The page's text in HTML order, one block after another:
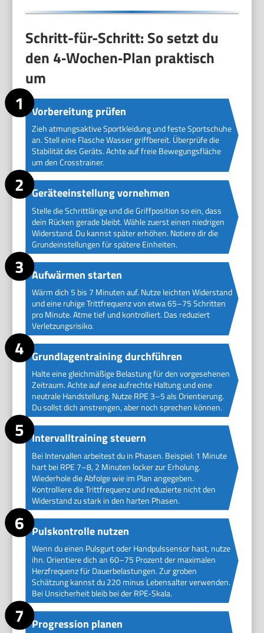
Schritt-für-Schritt: So setzt du
den 4‑Wochen‑Plan praktisch
um
Vorbereitung prüfen
Zieh atmungsaktive Sportkleidung und feste Sportschuhe
an. Stell eine Flasche Wasser griffbereit. Überprüfe die
Stabilität des Geräts. Achte auf freie Bewegungsfläche
um den Crosstrainer.
Geräteeinstellung vornehmen
Stelle die Schrittlänge und die Griffposition so ein, dass
dein Rücken gerade bleibt. Wähle zuerst einen niedrigen
Widerstand. Du kannst später erhöhen. Notiere dir die
Grundeinstellungen für spätere Einheiten.
Aufwärmen starten
Wärm dich 5 bis 7 Minuten auf. Nutze leichten Widerstand
und eine ruhige Trittfrequenz von etwa 65–75 Schritten
pro Minute. Atme tief und kontrolliert. Das reduziert
Verletzungsrisiko.
Grundlagentraining durchführen
Halte eine gleichmäßige Belastung für den vorgesehenen
Zeitraum. Achte auf eine aufrechte Haltung und eine
neutrale Handstellung. Nutze RPE 3–5 als Orientierung.
Du sollst dich anstrengen, aber noch sprechen können.
Intervalltraining steuern
Bei Intervallen arbeitest du in Phasen. Beispiel: 1 Minute
hart bei RPE 7–8, 2 Minuten locker zur Erholung.
Wiederhole die Abfolge wie im Plan angegeben.
Kontrolliere die Trittfrequenz und reduzierte nicht den
Widerstand zu stark in den harten Phasen.
Pulskontrolle nutzen
Wenn du einen Pulsgurt oder Handpulssensor hast, nutze
ihn. Orientiere dich an 60–75 Prozent der maximalen
Herzfrequenz für Dauerbelastungen. Zur groben
Schätzung kannst du 220 minus Lebensalter verwenden.
Bei Unsicherheit bleib bei der RPE‑Skala.
Progression planen